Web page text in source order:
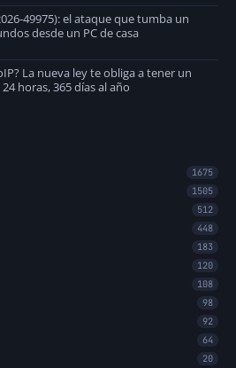
49975): el ataque que tumba un
desde un PC de casa
La nueva ley te obliga a tener un
horas, 365 días al año
1675
1505
512
448
183
120
108
98
92
64
20